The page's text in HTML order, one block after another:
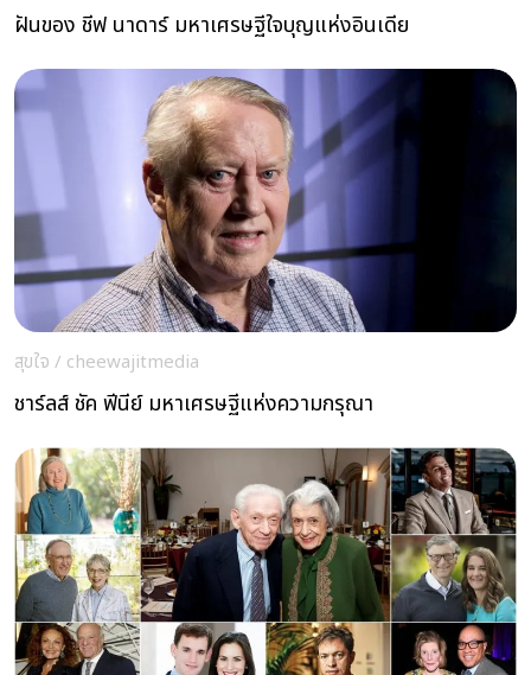
ฝันของ ชีฟ นาดาร์ มหาเศรษฐีใจบุญแห่งอินเดีย
สุขใจ / cheewajitmedia
ชาร์ลส์ ชัค ฟีนีย์ มหาเศรษฐีแห่งความกรุณา